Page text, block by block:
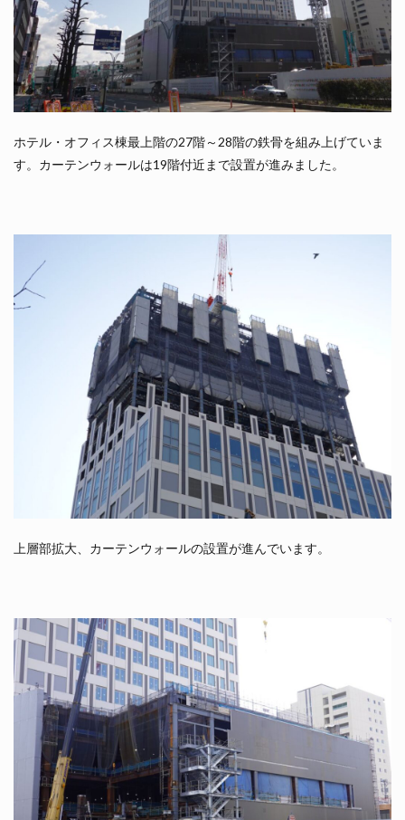
ホテル・オフィス棟最上階の27階～28階の鉄骨を組み上げていま
す。カーテンウォールは19階付近まで設置が進みました。
上層部拡大、カーテンウォールの設置が進んでいます。